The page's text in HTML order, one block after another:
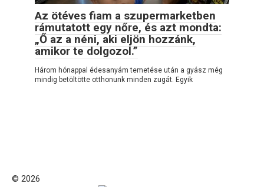
Az ötéves fiam a szupermarketben
rámutatott egy nőre, és azt mondta:
„Ő az a néni, aki eljön hozzánk,
amikor te dolgozol.”
Három hónappal édesanyám temetése után a gyász még
mindig betöltötte otthonunk minden zugát. Egyik
© 2026